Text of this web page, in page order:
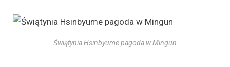
Świątynia Hsinbyume pagoda w Mingun